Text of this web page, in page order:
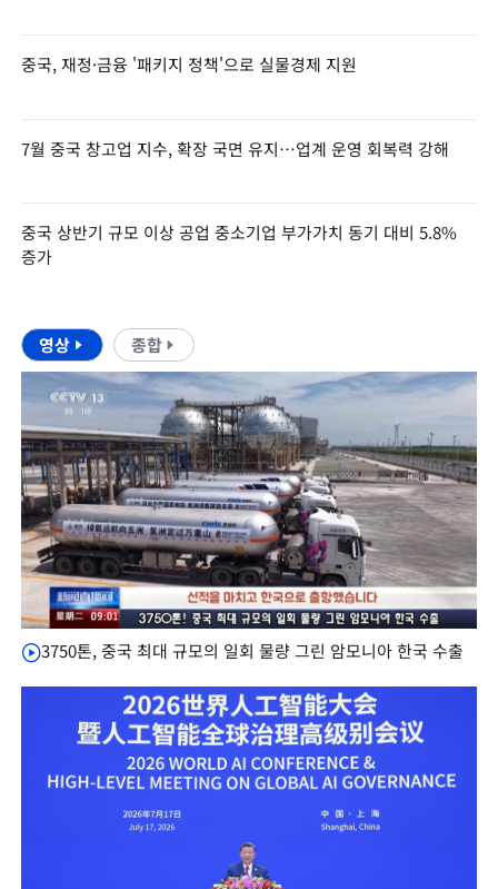
중국, 재정·금융 '패키지 정책'으로 실물경제 지원
7월 중국 창고업 지수, 확장 국면 유지…업계 운영 회복력 강해
중국 상반기 규모 이상 공업 중소기업 부가가치 동기 대비 5.8%
증가
영상 종합
3750톤, 중국 최대 규모의 일회 물량 그린 암모니아 한국 수출